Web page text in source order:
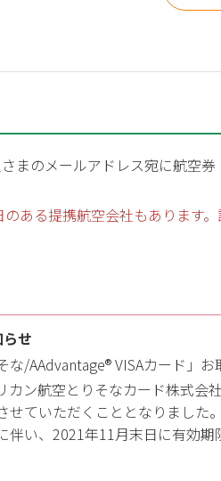
まのメールアドレス宛に航空券
ある提携航空会社もあります
せ
な/AAdvantage® VISAカード」
カン航空とりそなカード株式会
せていただくこととなりました。
伴い、2021年11月末日に有効